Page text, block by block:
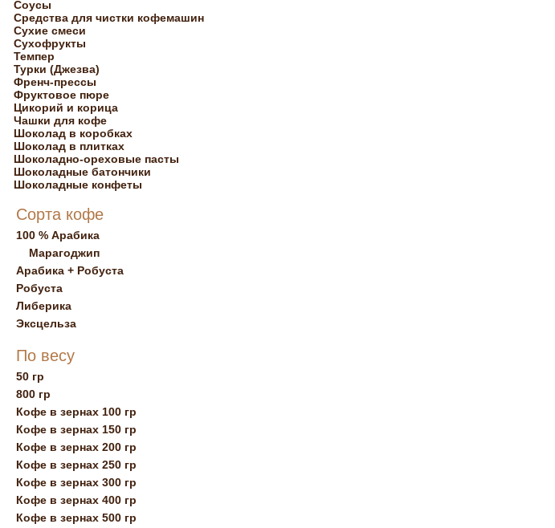
Соусы
Средства для чистки кофемашин
Сухие смеси
Сухофрукты
Темпер
Турки (Джезва)
Френч-прессы
Фруктовое пюре
Цикорий и корица
Чашки для кофе
Шоколад в коробках
Шоколад в плитках
Шоколадно-ореховые пасты
Шоколадные батончики
Шоколадные конфеты
Сорта кофе
100 % Арабика
Марагоджип
Арабика + Робуста
Робуста
Либерика
Эксцельза
По весу
50 гр
800 гр
Кофе в зернах 100 гр
Кофе в зернах 150 гр
Кофе в зернах 200 гр
Кофе в зернах 250 гр
Кофе в зернах 300 гр
Кофе в зернах 400 гр
Кофе в зернах 500 гр